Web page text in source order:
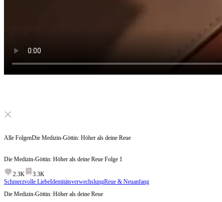
Click to unmute
Alle FolgenDie Medizin-Göttin: Höher als deine Reue
Die Medizin-Göttin: Höher als deine Reue Folge 1
2.3K
3.3K
Schmerzvolle LiebeIdentitätsverwechslungReue & Neuanfang
Die Medizin-Göttin: Höher als deine Reue